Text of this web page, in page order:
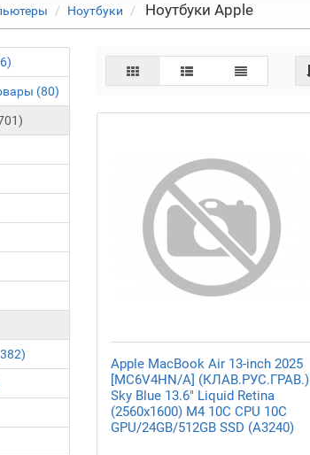
Ноутбуки Ноутбуки Apple
(80)
Apple MacBook Air 13-inch 2025
[MC6V4HN/A] (КЛАВ.РУС.ГРАВ.)
Sky Blue 13.6" Liquid Retina
(2560x1600) M4 10C CPU 10C
GPU/24GB/512GB SSD (A3240)